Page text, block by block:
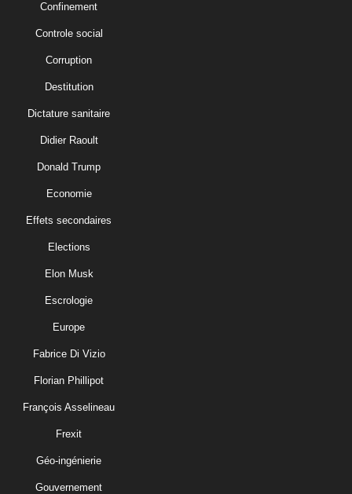
Confinement
Controle social
Corruption
Destitution
Dictature sanitaire
Didier Raoult
Donald Trump
Economie
Effets secondaires
Elections
Elon Musk
Escrologie
Europe
Fabrice Di Vizio
Florian Phillipot
François Asselineau
Frexit
Géo-ingénierie
Gouvernement